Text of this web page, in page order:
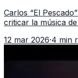
Carlos “El
criticar la música
12 mar 2026·4 min